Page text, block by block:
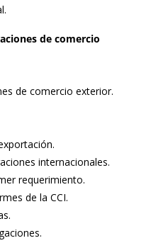
de comercio
de comercio exterior.
internacionales.
requerimiento.
de la CCI.